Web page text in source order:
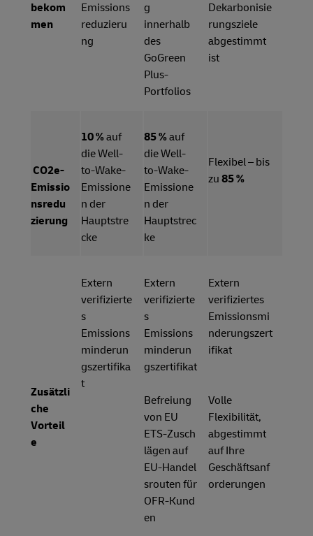
bekom
men
Emissions
reduzieru
ng
g
innerhalb
des
GoGreen
Plus-
Portfolios
Dekarbonisie
rungsziele
abgestimmt
ist
CO2e-
Emissio
nsredu
zierung
10 %auf
die Well-
to-Wake-
Emissione
n der
Hauptstre
cke
85 %auf
die Well-
to-Wake-
Emissione
n der
Hauptstrec
ke
Flexibel – bis
zu 85 %
Zusätzli
che
Vorteil
e
Extern
verifizierte
s
Emissions
minderun
gszertifika
t
Extern
verifizierte
s
Emissions
minderun
gszertifikat
Befreiung
von EU
ETS‑Zusch
lägen auf
EU‑Handel
srouten für
OFR‑Kund
en
Extern
verifiziertes
Emissionsmi
nderungszert
ifikat
Volle
Flexibilität,
abgestimmt
auf Ihre
Geschäftsanf
orderungen